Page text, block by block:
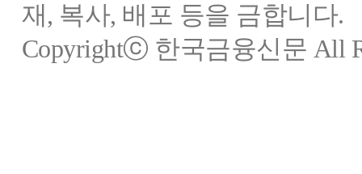
재, 복사, 배포 등을 금합니다.
Copyrightⓒ 한국금융신문 All